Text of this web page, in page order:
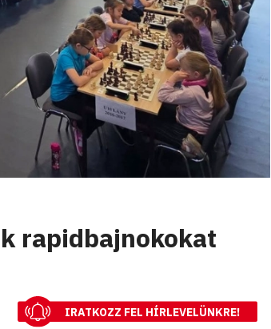
rapidbajnokokat
IRATKOZZ FEL HÍRLEVELÜNKRE!